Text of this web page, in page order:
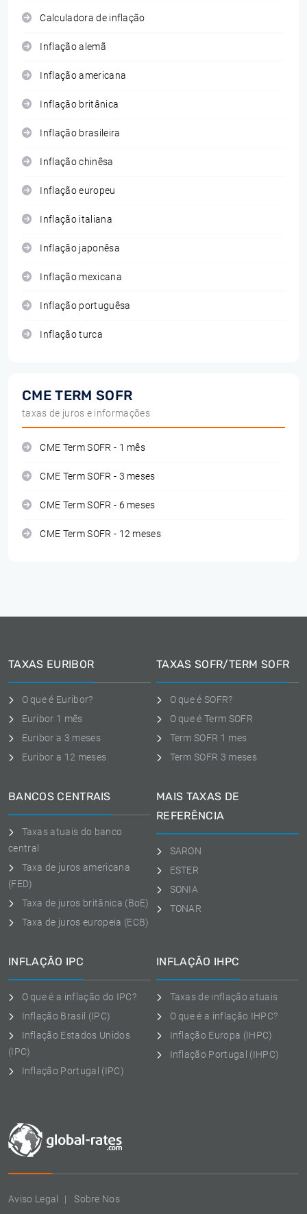
Calculadora de inflação
Inflação alemã
Inflação americana
Inflação britânica
Inflação brasileira
Inflação chinêsa
Inflação europeu
Inflação italiana
Inflação japonêsa
Inflação mexicana
Inflação portuguêsa
Inflação turca
CME TERM SOFR
taxas de juros e informações
CME Term SOFR - 1 mês
CME Term SOFR - 3 meses
CME Term SOFR - 6 meses
CME Term SOFR - 12 meses
Aviso Legal Sobre Nos
TAXAS EURIBOR
O que é Euribor?
Euribor 1 mês
Euribor a 3 meses
Euribor a 12 meses
TAXAS SOFR/TERM SOFR
O que é SOFR?
O que é Term SOFR
Term SOFR 1 mes
Term SOFR 3 meses
BANCOS CENTRAIS
Taxas atuais do banco
central
Taxa de juros americana
(FED)
Taxa de juros britânica (BoE)
Taxa de juros europeia (ECB)
MAIS TAXAS DE
REFERÊNCIA
SARON
ESTER
SONIA
TONAR
INFLAÇÃO IPC
O que é a inflação do IPC?
Inflação Brasil (IPC)
Inflação Estados Unidos
(IPC)
Inflação Portugal (IPC)
INFLAÇÃO IHPC
Taxas de inflação atuais
O que é a inflação IHPC?
Inflação Europa (IHPC)
Inflação Portugal (IHPC)